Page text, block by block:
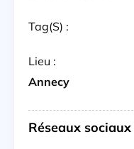
Tag(s) :
Lieu :
Annecy
Réseaux sociaux